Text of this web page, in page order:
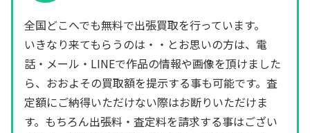
全国どこへでも無料で出張買取を行っています。
いきなり来てもらうのは・・とお思いの方は、電
話・メール・LINEで作品の情報や画像を頂けました
ら、おおよその買取額を提示する事も可能です。査
定額にご納得いただけない際はお断りいただけま
す。もちろん出張料・査定料を請求する事はござい